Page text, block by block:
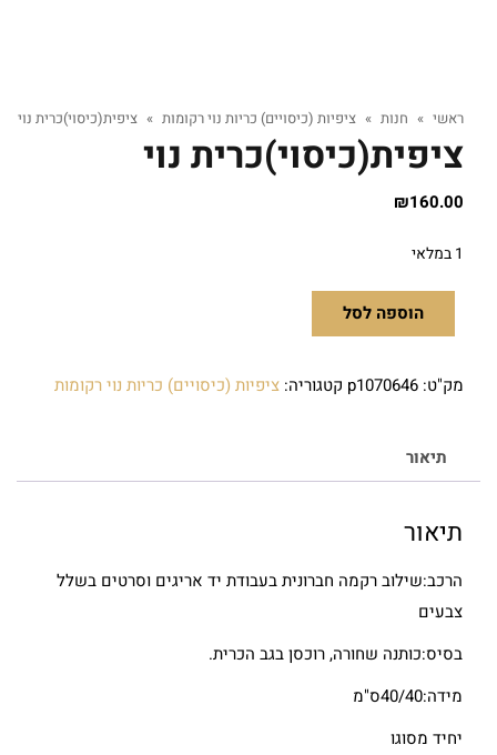
ראשי » חנות » ציפיות (כיסויים) כריות נוי רקומות » ציפית(כיסוי)כרית נוי
ציפית(כיסוי)כרית נוי
₪160.00
1 במלאי
הוספה לסל
מק"ט: p1070646 קטגוריה: ציפיות (כיסויים) כריות נוי רקומות
תיאור
תיאור
הרכב:שילוב רקמה חברונית בעבודת יד אריגים וסרטים בשלל
צבעים
בסיס:כותנה שחורה, רוכסן בגב הכרית.
מידה:40/40ס"מ
יחיד מסוגו